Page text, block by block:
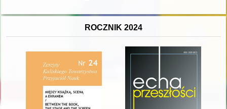
ROCZNIK 2024